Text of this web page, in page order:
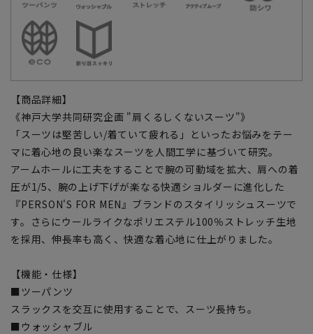
【商品詳細】
《神戸大学共同研究企画 "肩くるしくないスーツ"》
「スーツは堅苦しい/着ていて疲れる」といったお悩みをテー
マに着心地の良い楽なスーツを人間工学に基づいて研究。
アームホールに工夫をすることで腕の可動域を拡大、肩への着
圧が1/5、腕の上げ下げが楽なる快適ショルダーに進化した
『PERSON'S FOR MEN』ブランドのスタイリッシュスーツで
す。さらにウールライクなポリエステル100％ストレッチ生地
を採用、伸長率も高く、快適な着心地に仕上がりました。
【機能・仕様】
■ツーパンツ
スラックスを交互に使用することで、スーツ長持ち。
■ウォッシャブル